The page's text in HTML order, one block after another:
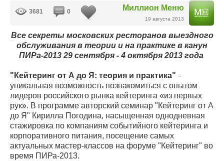
Миллион Меню
19 августа 2013
3681 0
Все секреты московских ресторанов выездного
обслуживания в теории и на практике в канун
ПИРа-2013 29 сентября - 4 октября 2013 года
"Кейтеринг от А до Я: теория и практика" -
уникальная возможность познакомиться с опытом
лидеров российского рынка кейтеринга «из первых
рук». В программе авторский семинар "Кейтеринг от А
до Я" Кирилла Погодина, насыщенная однодневная
стажировка по компаниям событийного кейтеринга и
корпоративного питания, посещение самых
актуальных мастер-классов на форуме "Кейтеринг" во
время ПИРа-2013.